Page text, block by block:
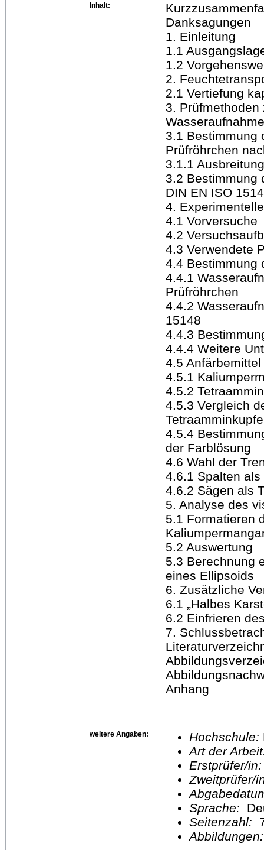
Inhalt:
Danksagungen
1. Einleitung
1.1
1.2
2.
2.1 Vertiefung
3.
Wasseraufnahme
3.1 Bestimmung
Prüfröhrchen
3.1.1
3.2 Bestimmung
DIN EN ISO
4.
4.1 Vorversuche
4.2
4.3 Verwendete
4.4 Bestimmung
4.4.1
Prüfröhrchen
4.4.2
15148
4.4.3
4.4.4 Weitere
4.5 Anfärbemittel
4.5.1
4.5.2
4.5.3 Vergleich
4.5.4
der Farblösung
4.6 Wahl der
4.6.1 Spalten
4.6.2 Sägen als
5. Analyse des
5.1 Formatieren
5.2 Auswertung
5.3 Berechnung
eines Ellipsoids
6. Zusätzliche
6.1 „Halbes
6.2 Einfrieren
7.
Anhang
weitere Angaben: Hochschule:
Art der
Erstprüfer/
Sprache:
Seitenzahl: